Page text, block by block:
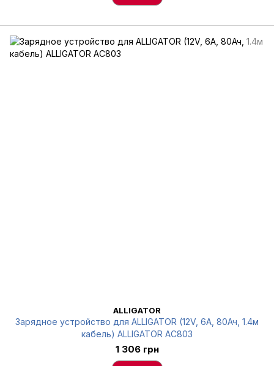
ALLIGATOR
Зарядное устройство для ALLIGATOR (12V, 6А, 80Ач, 1.4м
кабель) ALLIGATOR AC803
1 306 грн